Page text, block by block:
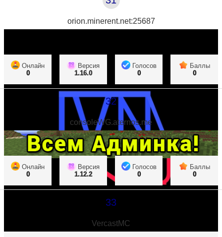
orion.minerent.net:25687
Онлайн
0
Версия
1.16.0
Голосов
0
Баллы
0
32
consoleWG.aternos.me
Онлайн
0
Версия
1.12.2
Голосов
0
Баллы
0
33
VercastMC